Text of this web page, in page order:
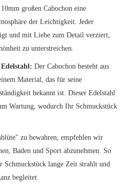
großen Cabochon eine
der Leichtigkeit. Jeder
und mit Liebe zum Detail verziert,
zu unterstreichen.
Der Cabochon besteht aus
Material, das für seine
bekannt ist. Dieser Edelstahl
Wartung, wodurch Ihr Schmuckstück
zu bewahren, empfehlen wir
Baden und Sport abzunehmen. So
Schmuckstück lange Zeit strahlt und
begleitet.